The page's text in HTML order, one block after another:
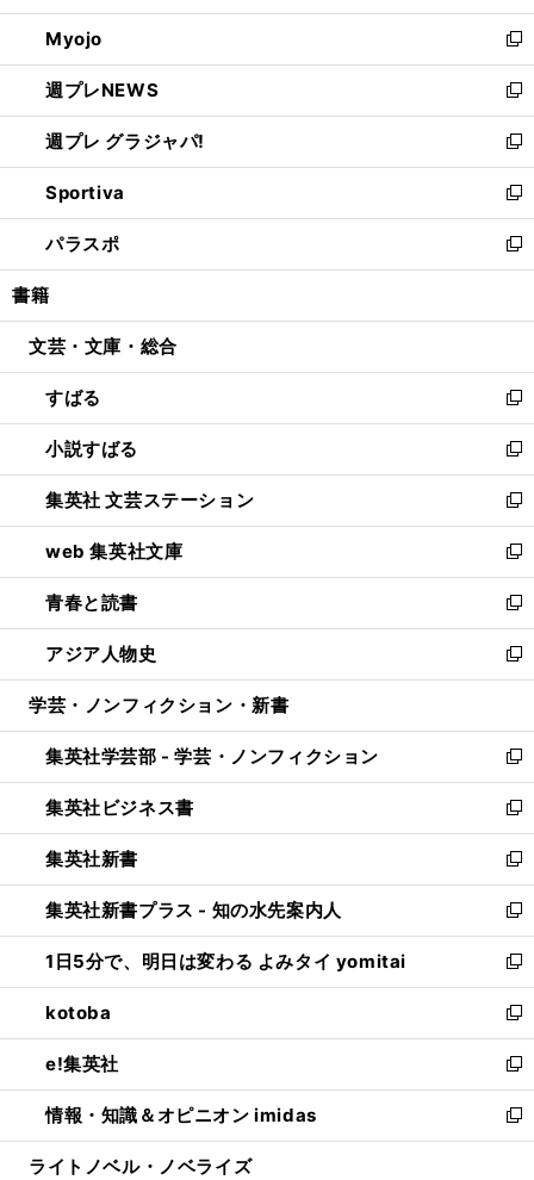
開
く
ウ
で
開
く
ン
ド
ウ
で
開
く
ウ
ィ
ン
ド
ウ
で
開
く
Myojo
新
し
い
ウ
ィ
ン
ド
ウ
で
開
週プレNEWS
新
し
い
ウ
ィ
ン
ド
ウ
開
週プレ グラジャパ!
新
し
い
ウ
ィ
ン
ウ
開
く
Sportiva
新
し
い
ウ
ン
ウ
で
開
く
パラスポ
新
し
ウ
ン
ド
ウ
で
開
く
書籍
文芸・文庫・総合
すばる
新
し
い
ウ
ィ
ン
ド
ウ
で
開
く
小説すばる
新
し
い
ウ
ィ
ン
ド
ウ
で
開
集英社 文芸ステーション
新
し
い
ウ
ィ
ン
ド
ウ
開
く
web 集英社文庫
新
し
い
ウ
ィ
ン
ウ
で
開
く
青春と読書
新
し
い
ウ
ン
ド
ウ
で
開
く
アジア人物史
新
し
ウ
ィ
ン
ド
ウ
で
開
く
学芸・ノンフィクション・新書
集英社学芸部 - 学芸・ノンフィクション
新
し
い
ウ
ィ
ン
ド
ウ
で
開
く
集英社ビジネス書
新
し
い
ウ
ィ
ン
ド
ウ
で
開
く
集英社新書
新
し
い
ウ
ィ
ン
ド
ウ
で
開
く
集英社新書プラス - 知の水先案内人
新
し
い
ウ
ィ
ン
ド
ウ
で
開
1日5分で、明日は変わる よみタイ yomitai
新
し
い
ウ
ィ
ン
ド
ウ
kotoba
新
し
い
ウ
ィ
ン
e!集英社
新
し
い
ウ
情報・知識＆オピニオン imidas
新
し
ライトノベル・ノベライズ